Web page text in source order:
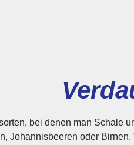
bei denen man Schale
Johannisbeeren oder
die Ananas: Eine Scheibe